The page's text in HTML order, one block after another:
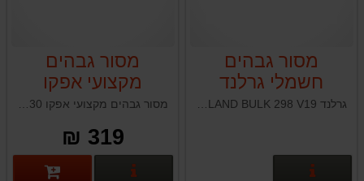
מסור גבהים
חשמלי גרלנד
GARLAND BULK
מסור גבהים
מקצועי אפקו
EFCO SRM30
319 ₪
פרטים נוספים